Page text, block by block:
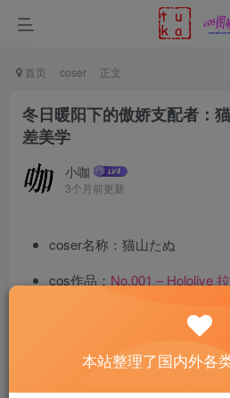
首页 coser 正文
冬日暖阳下的傲娇支配者：
差美学
小咖
3个月前更新
coser名称：猫山たぬ
cos作品： No.001 – Hololive
Comic Market 107的冬日阳光
眼神带着轻微的俯视感，嘴角却
本站整理了国内外各